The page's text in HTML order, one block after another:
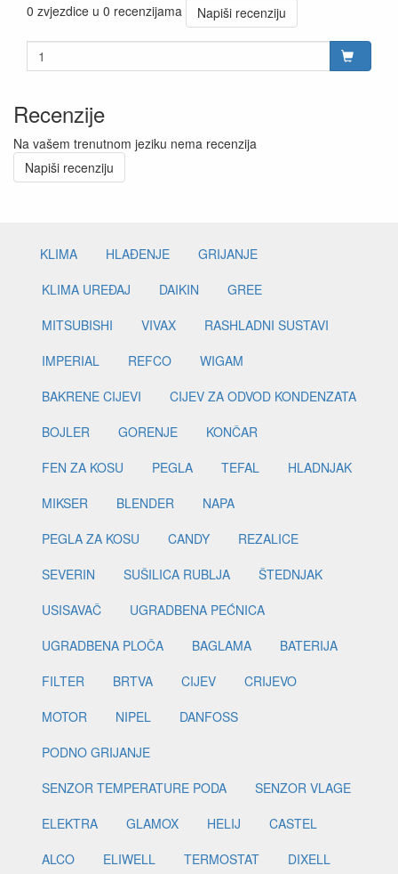
0 zvjezdice u 0 recenzijama
Napiši recenziju
Recenzije
Na vašem trenutnom jeziku nema recenzija
Napiši recenziju
KLIMA HLAĐENJE
GRIJANJE
KLIMA UREĐAJ
DAIKIN
GREE
MITSUBISHI
VIVAX
RASHLADNI SUSTAVI
IMPERIAL
REFCO
WIGAM
BAKRENE CIJEVI
CIJEV ZA ODVOD KONDENZATA
BOJLER
GORENJE
KONČAR
FEN ZA KOSU
PEGLA TEFAL
HLADNJAK
MIKSER
BLENDER
NAPA
PEGLA ZA KOSU
CANDY
REZALICE
SEVERIN
SUŠILICA RUBLJA
ŠTEDNJAK
USISAVAČ
UGRADBENA PEĆNICA
UGRADBENA PLOČA
BAGLAMA
BATERIJA
FILTER
BRTVA CIJEV
CRIJEVO
MOTOR
NIPEL
DANFOSS
PODNO GRIJANJE
SENZOR TEMPERATURE PODA
SENZOR VLAGE
ELEKTRA
GLAMOX HELIJ
CASTEL
ALCO
ELIWELL TERMOSTAT
DIXELL